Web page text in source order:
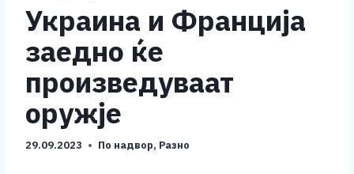
Украина и Франција
заедно ќе
произведуваат
оружје
29.09.2023 По надвор, Разно